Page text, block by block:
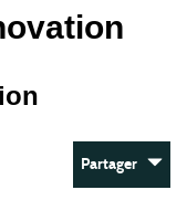
Partager